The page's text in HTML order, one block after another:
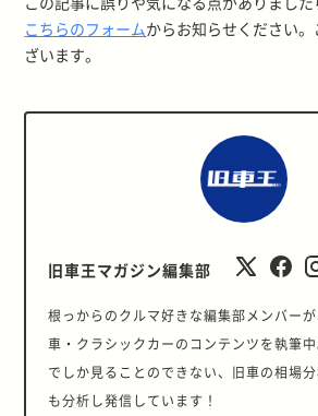
こちらのフォームからお知らせください
ざいます。
旧車王マガジン編集部
根っからのクルマ好きな編集部メンバー
車・クラシックカーのコンテンツを執筆
でしか見ることのできない、旧車の相場
も分析し発信しています！